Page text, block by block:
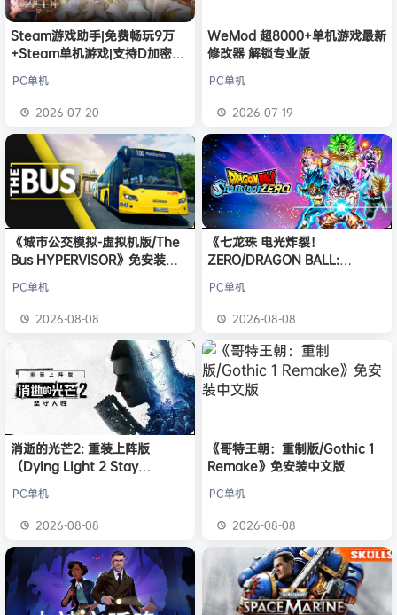
欢迎V****y 加入本站
欢迎兔**** 加入本站 6小时前
欢迎q********6 加入本站
8小时前
64 点积分
14小时前
Steam游戏助手|免费畅玩9万
+Steam单机游戏|支持D加密以
PC单机
2026-07-20
WeMod 超8000+单机游戏最新
修改器 解锁专业版
PC单机
2026-07-19
《城市公交模拟-虚拟机版/The
Bus HYPERVISOR》免安装中
PC单机
2026-08-08
《七龙珠 电光炸裂！
ZERO/DRAGON BALL:
版
PC单机
2026-08-08
消逝的光芒2: 重装上阵版
（Dying Light 2 Stay
免安装中文版
PC单机
2026-08-08
《哥特王朝：重制版/Gothic 1
Remake》免安装中文版
PC单机
2026-08-08